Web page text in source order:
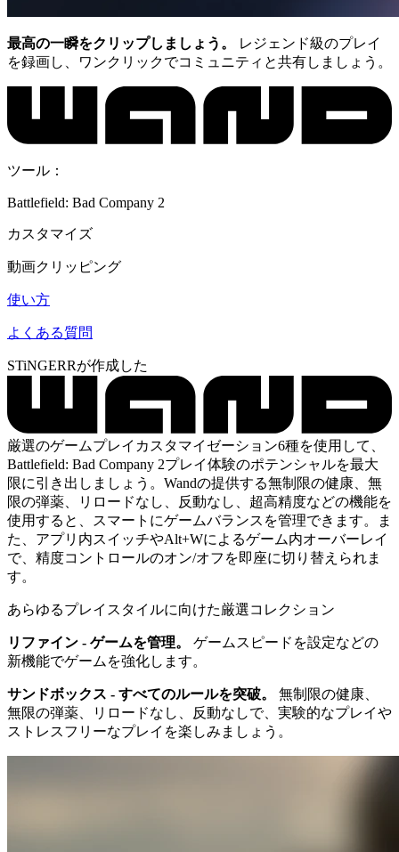
最高の一瞬をクリップしましょう。
レジェンド級のプレイ
を録画し、ワンクリックでコミュニティと共有しましょう。
ツール：
Battlefield: Bad Company 2
カスタマイズ
動画クリッピング
使い方
よくある質問
STiNGERRが作成した
厳選のゲームプレイカスタマイゼーション6種を使用して、
Battlefield: Bad Company 2プレイ体験のポテンシャルを最大
限に引き出しましょう。Wandの提供する無制限の健康、無
限の弾薬、リロードなし、反動なし、超高精度などの機能を
使用すると、スマートにゲームバランスを管理できます。ま
た、アプリ内スイッチやAlt+Wによるゲーム内オーバーレイ
で、精度コントロールのオン/オフを即座に切り替えられま
す。
あらゆるプレイスタイルに向けた厳選コレクション
リファイン - ゲームを管理。
ゲームスピードを設定などの
新機能でゲームを強化します。
サンドボックス - すべてのルールを突破。
無制限の健康、
無限の弾薬、リロードなし、反動なしで、実験的なプレイや
ストレスフリーなプレイを楽しみましょう。